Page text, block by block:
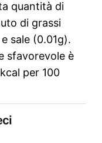
quantità di
di grassi
sale (0.01g).
sfavorevole è
per 100